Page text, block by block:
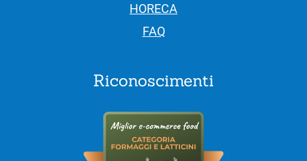
HORECA
FAQ
Riconoscimenti